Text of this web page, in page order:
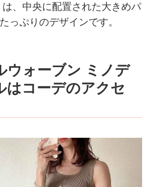
、中央に配置された大きめパ
っぷりのデザインです。
ウォーブン ミノデ
はコーデのアクセ